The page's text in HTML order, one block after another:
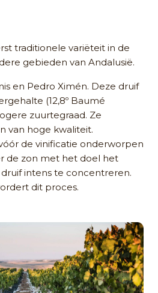
traditionele variëteit in de
gebieden van Andalusië.
en Pedro Ximén. Deze druif
(12,8º Baumé
zuurtegraad. Ze
van hoge kwaliteit.
de vinificatie onderworpen
de zon met het doel het
intens te concentreren.
dit proces.